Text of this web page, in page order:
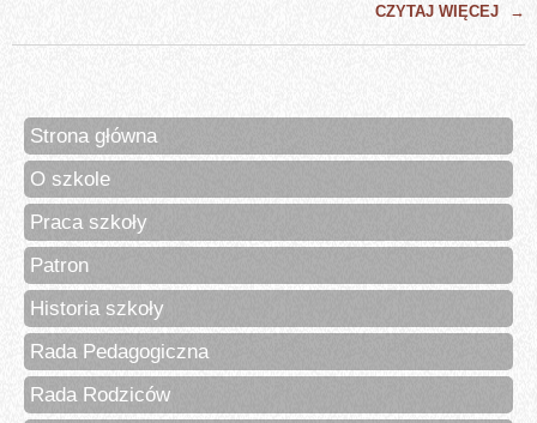
CZYTAJ WIĘCEJ →
Strona główna
O szkole
Praca szkoły
Patron
Historia szkoły
Rada Pedagogiczna
Rada Rodziców